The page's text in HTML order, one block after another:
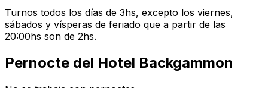
Turnos todos los días de 3hs, excepto los viernes,
sábados y vísperas de feriado que a partir de las
20:00hs son de 2hs.
Pernocte del Hotel Backgammon